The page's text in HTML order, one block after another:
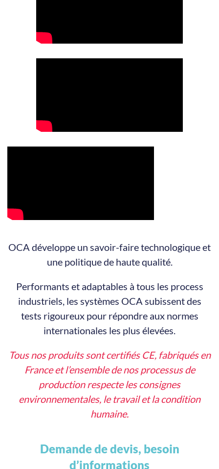
OCA développe un savoir-faire technologique et
une politique de haute qualité.
Performants et adaptables à tous les process
industriels, les systèmes OCA subissent des
tests rigoureux pour répondre aux normes
internationales les plus élevées.
Tous nos produits sont certifiés CE, fabriqués en
France et l’ensemble de nos processus de
production respecte les consignes
environnementales, le travail et la condition
humaine.
Demande de devis, besoin
d’informations